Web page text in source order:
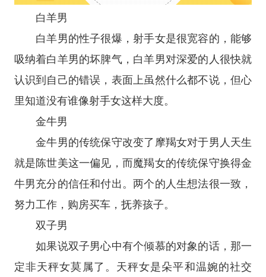
白羊男
白羊男的性子很爆，射手女是很宽容的，能够
吸纳着白羊男的坏脾气，白羊男对深爱的人很快就
认识到自己的错误，表面上虽然什么都不说，但心
里知道没有谁像射手女这样大度。
金牛男
金牛男的传统保守改变了摩羯女对于男人天生
就是陈世美这一偏见，而魔羯女的传统保守换得金
牛男充分的信任和付出。两个的人生想法很一致，
努力工作，购房买车，抚养孩子。
双子男
如果说双子男心中有个倾慕的对象的话，那一
定非天秤女莫属了。天秤女是朵平和温婉的社交